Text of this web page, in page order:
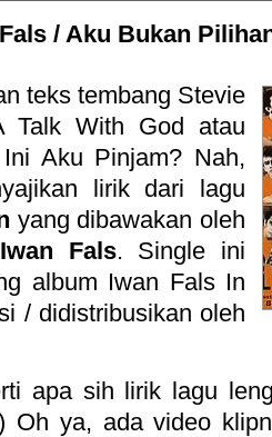
/ Aku Bukan
teks tembang Stevie
Talk With God atau
Aku Pinjam? Nah,
lirik dari lagu
yang dibawakan oleh
Iwan Fals. Single ini
album Iwan Fals In
/ didistribusikan oleh
apa sih lirik lagu
Oh ya, ada video